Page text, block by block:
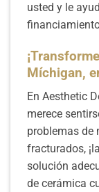
usted y le
Míchigan,
En Aesthetic
merece
problemas de
fracturados,
solución
de cerámica